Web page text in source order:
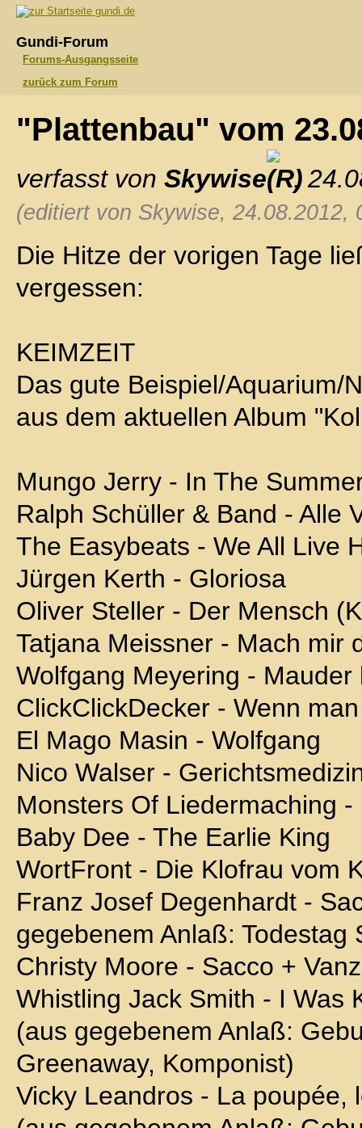
gundi.de
Gundi-Forum
Forums-Ausgangsseite
zurück zum Forum
"Plattenbau" vom
verfasst von Skywise ,
(editiert von Skywise, 24.08.2012,
Die Hitze der vorigen Tage
vergessen:
KEIMZEIT
Das gute Beispiel/Aquarium/
aus dem aktuellen Album
Mungo Jerry - In The
Ralph Schüller & Band - Alle
The Easybeats - We All Live
Jürgen Kerth - Gloriosa
Oliver Steller - Der Mensch
Tatjana Meissner - Mach mir
Wolfgang Meyering - Mauder
ClickClickDecker - Wenn
El Mago Masin - Wolfgang
Nico Walser -
Monsters Of Liedermaching -
Baby Dee - The Earlie King
WortFront - Die Klofrau vom
Franz Josef Degenhardt -
gegebenem Anlaß: Todestag
Christy Moore - Sacco +
Whistling Jack Smith - I Was
(aus gegebenem Anlaß:
Greenaway, Komponist)
Vicky Leandros - La poupée,